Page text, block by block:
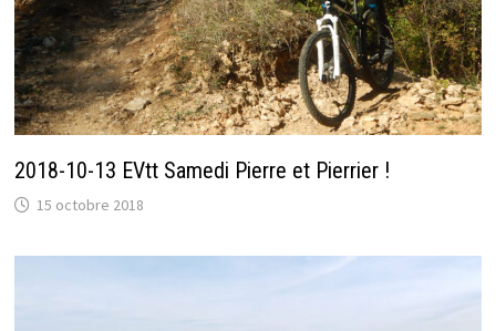
2018-10-13 EVtt Samedi Pierre et Pierrier !
15 octobre 2018